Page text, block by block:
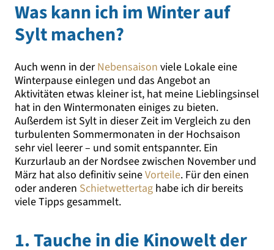
Was kann ich im Winter auf
Sylt machen?
Auch wenn in derNebensaison viele Lokale eine
Winterpause einlegen und das Angebot an
Aktivitäten etwas kleiner ist, hat meine Lieblingsinsel
hat in den Wintermonaten einiges zu bieten.
Außerdem ist Sylt in dieser Zeit im Vergleich zu den
turbulenten Sommermonaten in der Hochsaison
sehr viel leerer – und somit entspannter. Ein
Kurzurlaub an der Nordsee zwischen November und
März hat also definitiv seineVorteile. Für den einen
oder anderen Schietwettertag habe ich dir bereits
viele Tipps gesammelt.
1. Tauche in die Kinowelt der